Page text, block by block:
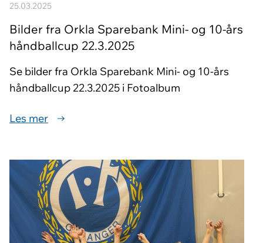
25.03.2025
Bilder fra Orkla Sparebank Mini- og 10-års
håndballcup 22.3.2025
Se bilder fra Orkla Sparebank Mini- og 10-års
håndballcup 22.3.2025 i Fotoalbum
Les mer